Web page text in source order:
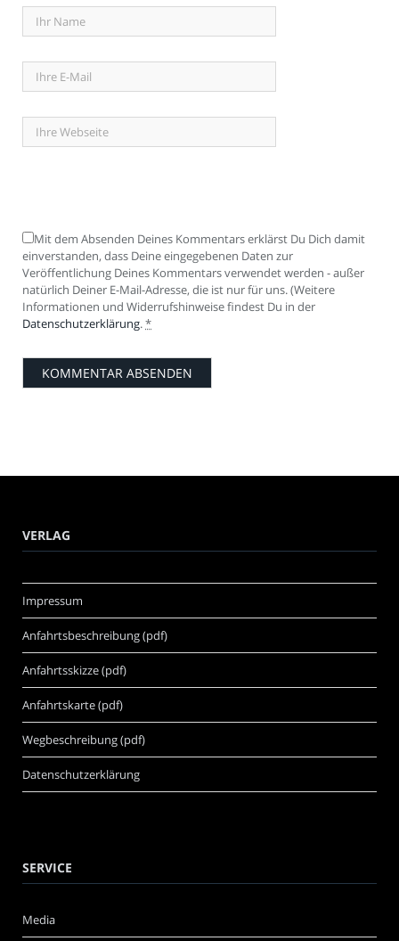
Mit dem Absenden Deines Kommentars erklärst Du Dich damit
einverstanden, dass Deine eingegebenen Daten zur
Veröffentlichung Deines Kommentars verwendet werden - außer
natürlich Deiner E-Mail-Adresse, die ist nur für uns. (Weitere
Informationen und Widerrufshinweise findest Du in der
Datenschutzerklärung.*
VERLAG
Impressum
Anfahrtsbeschreibung (pdf)
Anfahrtsskizze (pdf)
Anfahrtskarte (pdf)
Wegbeschreibung (pdf)
Datenschutzerklärung
SERVICE
Media